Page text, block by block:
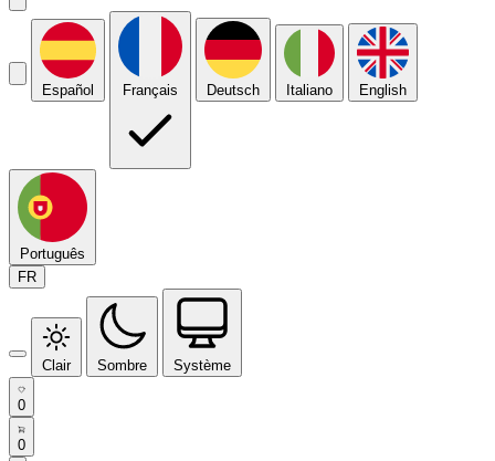
Español Français Deutsch Italiano English
Português
FR
Clair Sombre Système
0
0